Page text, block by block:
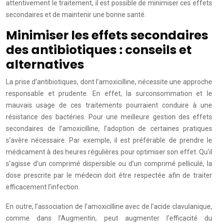
attentivement le traitement, il est possible de minimiser ces effets
secondaires et de maintenir une bonne santé.
Minimiser les effets secondaires
des antibiotiques : conseils et
alternatives
La prise d’antibiotiques, dont l’amoxicilline, nécessite une approche
responsable et prudente. En effet, la surconsommation et le
mauvais usage de ces traitements pourraient conduire à une
résistance des bactéries. Pour une meilleure gestion des effets
secondaires de l’amoxicilline, l’adoption de certaines pratiques
s’avère nécessaire. Par exemple, il est préférable de prendre le
médicament à des heures régulières pour optimiser son effet. Qu’il
s’agisse d’un comprimé dispersible ou d’un comprimé pelliculé, la
dose prescrite par le médecin doit être respectée afin de traiter
efficacement l’infection.
En outre, l’association de l’amoxicilline avec de l’acide clavulanique,
comme dans l’Augmentin, peut augmenter l’efficacité du